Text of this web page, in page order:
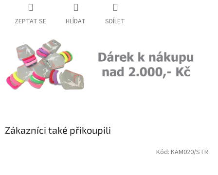
ZEPTAT SE HLÍDAT SDÍLET
Zákazníci také přikoupili
Kód: KAM020/STR